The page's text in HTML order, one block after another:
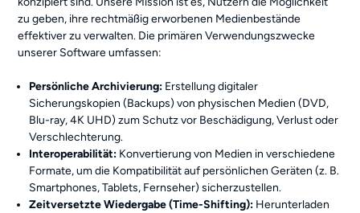
zu geben, ihre rechtmäßig erworbenen Medienbestände
effektiver zu verwalten. Die primären Verwendungszwecke
unserer Software umfassen:
Persönliche Archivierung: Erstellung digitaler
Sicherungskopien (Backups) von physischen Medien (DVD,
Blu-ray, 4K UHD) zum Schutz vor Beschädigung, Verlust oder
Verschlechterung.
Interoperabilität: Konvertierung von Medien in verschiedene
Formate, um die Kompatibilität auf persönlichen Geräten (z. B.
Smartphones, Tablets, Fernseher) sicherzustellen.
Zeitversetzte Wiedergabe (Time-Shifting): Herunterladen